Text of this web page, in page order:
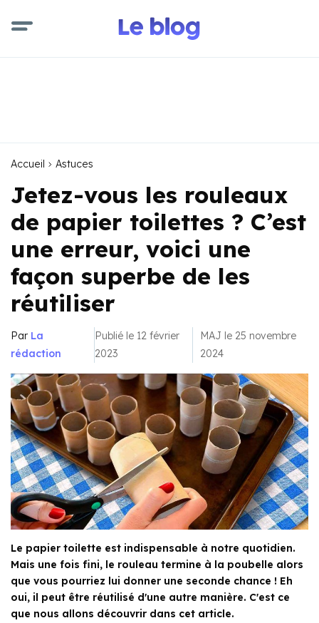
Accueil Astuces
Jetez-vous les rouleaux
de papier toilettes ? C’est
une erreur, voici une
façon superbe de les
réutiliser
Par La
rédaction
Publié le 12 février
2023
MAJ le 25 novembre
2024
Le papier toilette est indispensable à notre quotidien.
Mais une fois fini, le rouleau termine à la poubelle alors
que vous pourriez lui donner une seconde chance ! Eh
oui, il peut être réutilisé d'une autre manière. C'est ce
que nous allons découvrir dans cet article.